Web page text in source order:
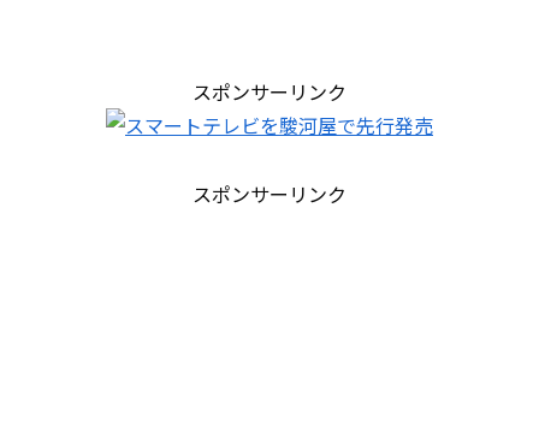
スポンサーリンク
スポンサーリンク